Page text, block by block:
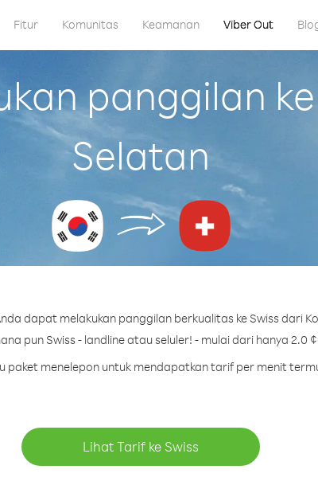
Fitur Komunitas Keamanan Viber Out
panggilan
Selatan
dapat melakukan panggilan berkualitas ke Swiss dari
pun Swiss - landline atau seluler! - mulai dari hanya 2.0
paket menelepon untuk mendapatkan tarif per menit
Lihat Tarif ke Swiss